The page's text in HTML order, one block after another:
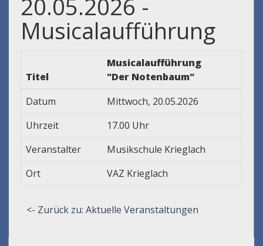
20.05.2026 -
Musicalaufführung
Titel
Musicalaufführung
"Der Notenbaum"
Datum
Mittwoch, 20.05.2026
Uhrzeit
17.00 Uhr
Veranstalter
Musikschule Krieglach
Ort
VAZ Krieglach
<- Zurück zu: Aktuelle Veranstaltungen